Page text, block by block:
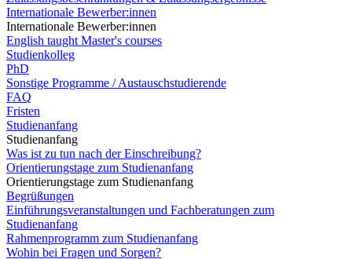
Internationale Bewerber:innen
Internationale Bewerber:innen
English taught Master's courses
Studienkolleg
PhD
Sonstige Programme / Austauschstudierende
FAQ
Fristen
Studienanfang
Studienanfang
Was ist zu tun nach der Einschreibung?
Orientierungstage zum Studienanfang
Orientierungstage zum Studienanfang
Begrüßungen
Einführungsveranstaltungen und Fachberatungen zum
Studienanfang
Rahmenprogramm zum Studienanfang
Wohin bei Fragen und Sorgen?